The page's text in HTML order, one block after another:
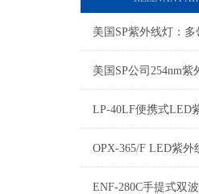
LP-40LF便携式LED
OPX-365/F LED紫外
ENF-280C手提式双